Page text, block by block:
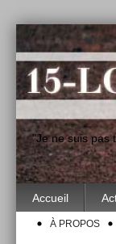
"Je ne suis pas
Accueil
À PROPOS